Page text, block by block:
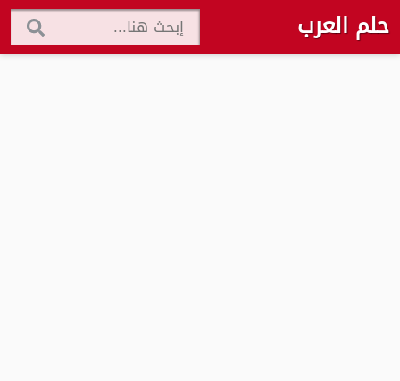
حلم العرب